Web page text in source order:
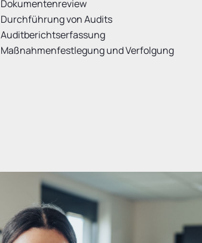
Dokumentenreview
Durchführung von Audits
Auditberichtserfassung
Maßnahmenfestlegung und Verfolgung